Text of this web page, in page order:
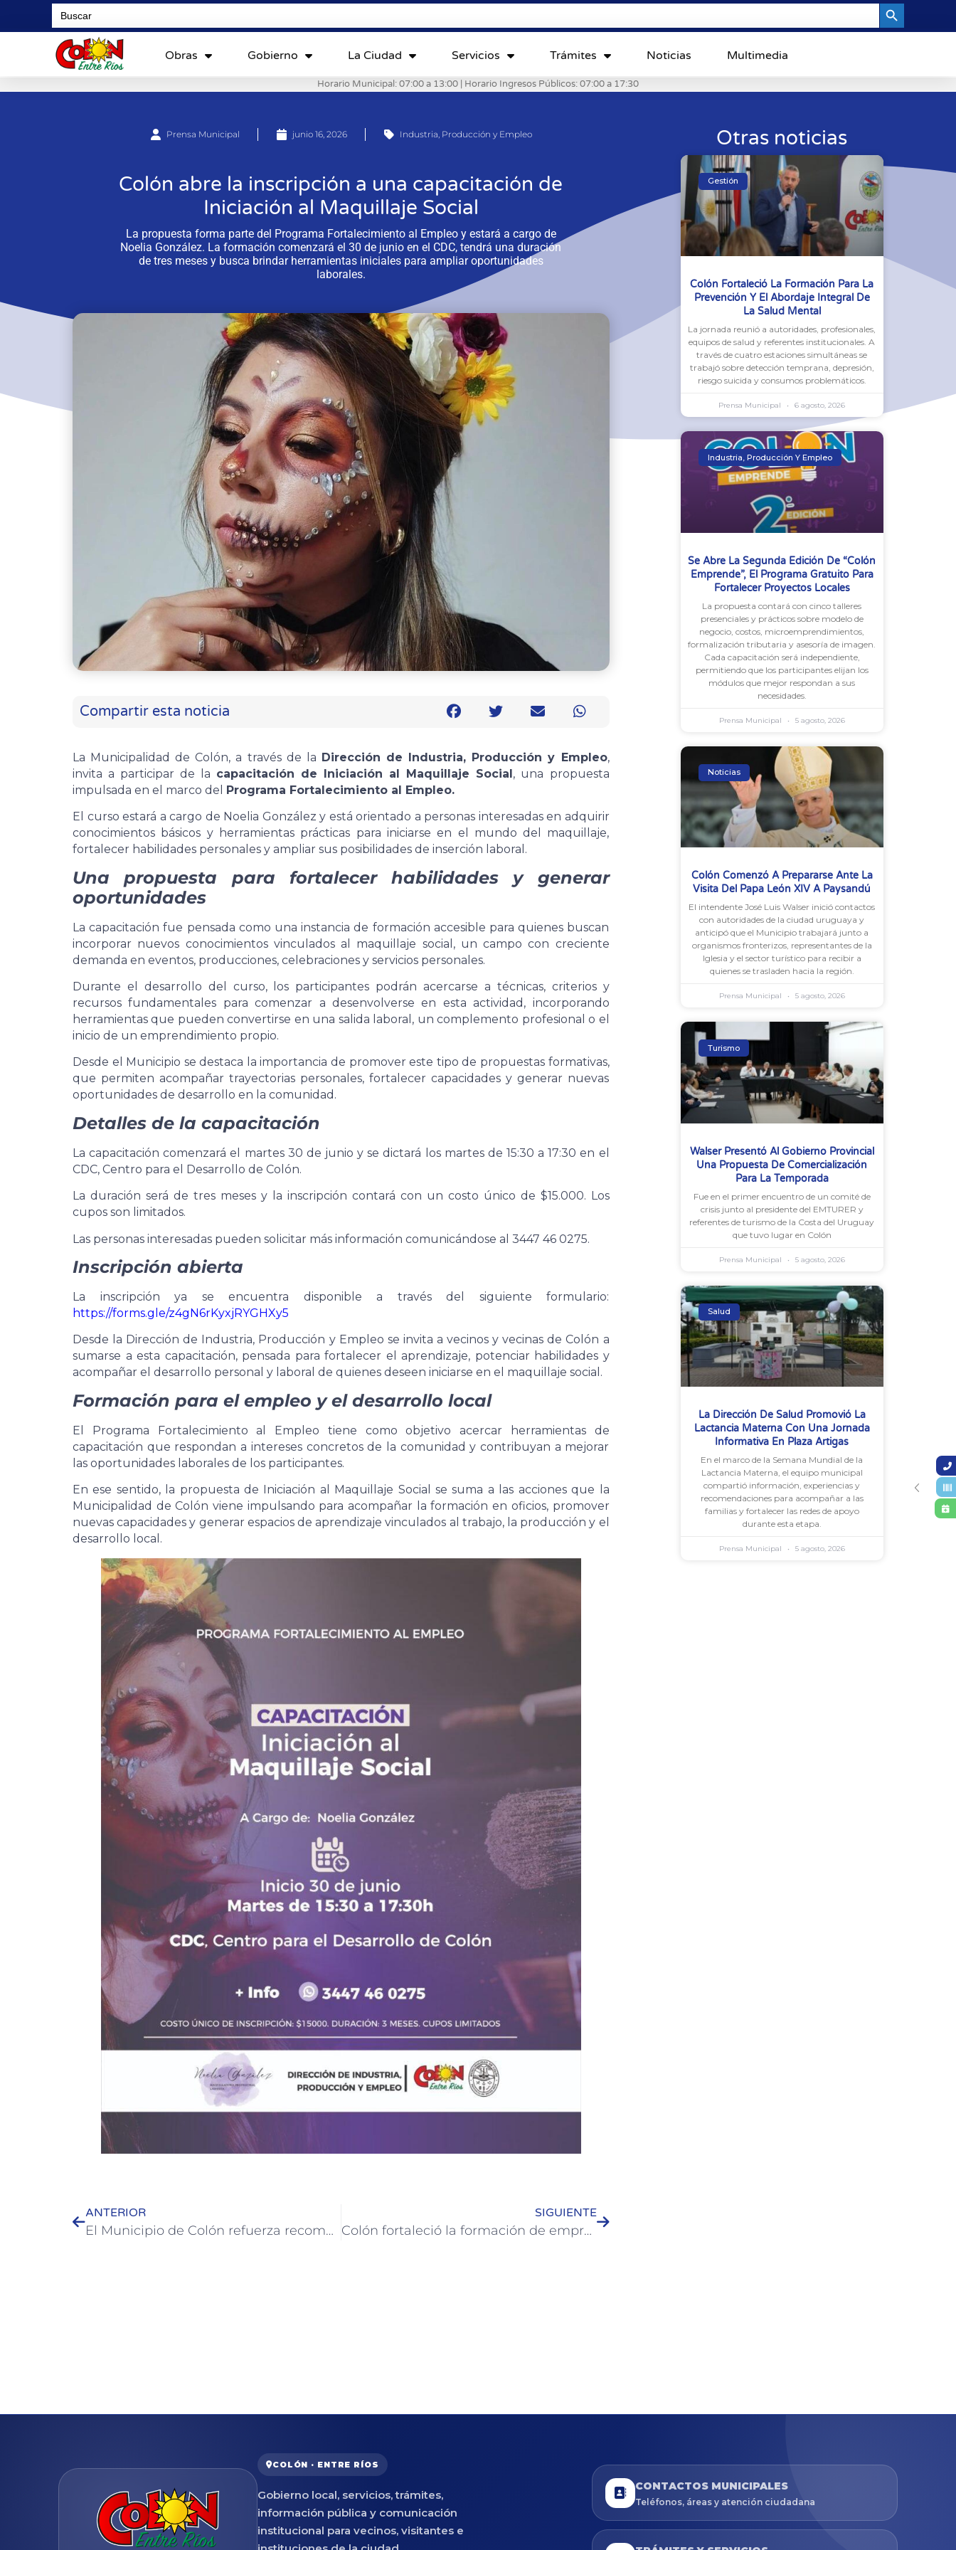
Search
for:
Obras Gobierno La Ciudad Servicios Trámites Noticias Multimedia
Horario Municipal: 07:00 a 13:00 | Horario Ingresos Públicos: 07:00 a 17:30
Prensa Municipal junio 16, 2026 Industria, Producción y Empleo
Colón abre la inscripción a una capacitación de
Iniciación al Maquillaje Social
La propuesta forma parte del Programa Fortalecimiento al Empleo y estará a cargo de
Noelia González. La formación comenzará el 30 de junio en el CDC, tendrá una duración
de tres meses y busca brindar herramientas iniciales para ampliar oportunidades
laborales.
Compartir esta noticia
La Municipalidad de Colón, a través de la Dirección de Industria, Producción y Empleo,
invita a participar de la capacitación de Iniciación al Maquillaje Social, una propuesta
impulsada en el marco del Programa Fortalecimiento al Empleo.
El curso estará a cargo de Noelia González y está orientado a personas interesadas en adquirir
conocimientos básicos y herramientas prácticas para iniciarse en el mundo del maquillaje,
fortalecer habilidades personales y ampliar sus posibilidades de inserción laboral.
Una propuesta para fortalecer habilidades y generar
oportunidades
La capacitación fue pensada como una instancia de formación accesible para quienes buscan
incorporar nuevos conocimientos vinculados al maquillaje social, un campo con creciente
demanda en eventos, producciones, celebraciones y servicios personales.
Durante el desarrollo del curso, los participantes podrán acercarse a técnicas, criterios y
recursos fundamentales para comenzar a desenvolverse en esta actividad, incorporando
herramientas que pueden convertirse en una salida laboral, un complemento profesional o el
inicio de un emprendimiento propio.
Desde el Municipio se destaca la importancia de promover este tipo de propuestas formativas,
que permiten acompañar trayectorias personales, fortalecer capacidades y generar nuevas
oportunidades de desarrollo en la comunidad.
Detalles de la capacitación
La capacitación comenzará el martes 30 de junio y se dictará los martes de 15:30 a 17:30 en el
CDC, Centro para el Desarrollo de Colón.
La duración será de tres meses y la inscripción contará con un costo único de $15.000. Los
cupos son limitados.
Las personas interesadas pueden solicitar más información comunicándose al 3447 46 0275.
Inscripción abierta
La inscripción ya se encuentra disponible a través del siguiente formulario:
https://forms.gle/z4gN6rKyxjRYGHXy5
Desde la Dirección de Industria, Producción y Empleo se invita a vecinos y vecinas de Colón a
sumarse a esta capacitación, pensada para fortalecer el aprendizaje, potenciar habilidades y
acompañar el desarrollo personal y laboral de quienes deseen iniciarse en el maquillaje social.
Formación para el empleo y el desarrollo local
El Programa Fortalecimiento al Empleo tiene como objetivo acercar herramientas de
capacitación que respondan a intereses concretos de la comunidad y contribuyan a mejorar
las oportunidades laborales de los participantes.
En ese sentido, la propuesta de Iniciación al Maquillaje Social se suma a las acciones que la
Municipalidad de Colón viene impulsando para acompañar la formación en oficios, promover
nuevas capacidades y generar espacios de aprendizaje vinculados al trabajo, la producción y el
desarrollo local.
ANTERIOR
El Municipio de Colón refuerza recomendaciones para atravesar el invierno con hábitos saludables
SIGUIENTE
Colón fortaleció la formación de empresas y áreas de Recursos Humanos con una jornada sobre entrevistas laborales por competencias
Otras noticias
Gestión
Colón Fortaleció La Formación Para La
Prevención Y El Abordaje Integral De
La Salud Mental
La jornada reunió a autoridades, profesionales,
equipos de salud y referentes institucionales. A
través de cuatro estaciones simultáneas se
trabajó sobre detección temprana, depresión,
riesgo suicida y consumos problemáticos.
Prensa Municipal 6 agosto, 2026
Industria, Producción Y Empleo
Se Abre La Segunda Edición De “Colón
Emprende”, El Programa Gratuito Para
Fortalecer Proyectos Locales
La propuesta contará con cinco talleres
presenciales y prácticos sobre modelo de
negocio, costos, microemprendimientos,
formalización tributaria y asesoría de imagen.
Cada capacitación será independiente,
permitiendo que los participantes elijan los
módulos que mejor respondan a sus
necesidades.
Prensa Municipal 5 agosto, 2026
Noticias
Colón Comenzó A Prepararse Ante La
Visita Del Papa León XIV A Paysandú
El intendente José Luis Walser inició contactos
con autoridades de la ciudad uruguaya y
anticipó que el Municipio trabajará junto a
organismos fronterizos, representantes de la
Iglesia y el sector turístico para recibir a
quienes se trasladen hacia la región.
Prensa Municipal 5 agosto, 2026
Turismo
Walser Presentó Al Gobierno Provincial
Una Propuesta De Comercialización
Para La Temporada
Fue en el primer encuentro de un comité de
crisis junto al presidente del EMTURER y
referentes de turismo de la Costa del Uruguay
que tuvo lugar en Colón
Prensa Municipal 5 agosto, 2026
Salud
La Dirección De Salud Promovió La
Lactancia Materna Con Una Jornada
Informativa En Plaza Artigas
En el marco de la Semana Mundial de la
Lactancia Materna, el equipo municipal
compartió información, experiencias y
recomendaciones para acompañar a las
familias y fortalecer las redes de apoyo
durante esta etapa.
Prensa Municipal 5 agosto, 2026
COLÓN · ENTRE RÍOS
Gobierno local, servicios, trámites,
información pública y comunicación
institucional para vecinos, visitantes e
CONTACTOS MUNICIPALES
Teléfonos, áreas y atención ciudadana